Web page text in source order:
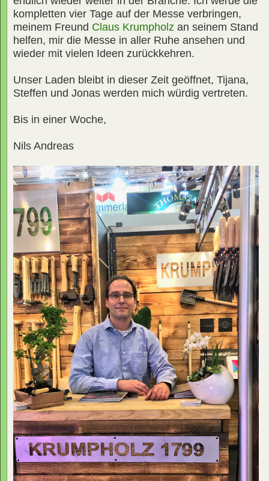
kompletten vier Tage auf der Messe verbringen,
meinem Freund Claus Krumpholz an seinem Stand
helfen, mir die Messe in aller Ruhe ansehen und
wieder mit vielen Ideen zurückkehren.
Unser Laden bleibt in dieser Zeit geöffnet, Tijana,
Steffen und Jonas werden mich würdig vertreten.
Bis in einer Woche,
Nils Andreas